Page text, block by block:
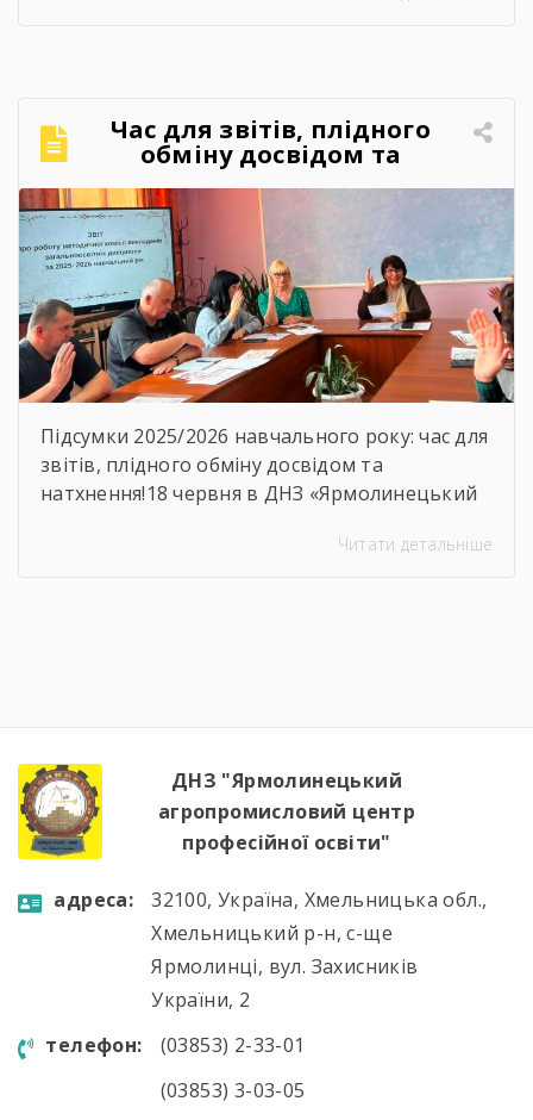
кваліфікованих фахівців вирушила у
самостійне професійне […]
Час для звітів, плідного
обміну досвідом та
натхнення!
Підсумки 2025/2026 навчального року: час для
звітів, плідного обміну досвідом та
натхнення!18 червня в ДНЗ «Ярмолинецький
відбулося засідання методичної комісії
Алла Гончарук проаналізувала роботу комісії
Читати детальніше
ДНЗ "Ярмолинецький
агропромисловий центр
професійної освіти"
aдресa:
32100, Україна, Хмельницька обл.,
Хмельницький р-н, с-ще
Ярмолинці, вул. Захисників
України, 2
телефон:
(03853) 2-33-01
(03853) 3-03-05